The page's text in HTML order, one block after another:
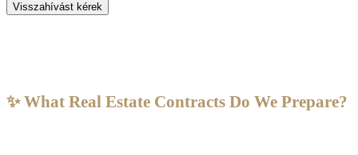
✨ What Real Estate Contracts Do We Prepare?